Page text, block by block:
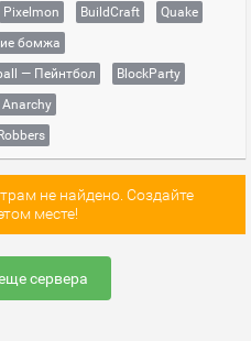
Pixelmon BuildCraft
Quake
бомжа
— Пейнтбол
BlockParty
не найдено. Создайте
месте!
сервера